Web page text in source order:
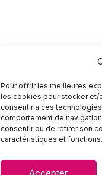
Pour offrir les meilleures
les cookies pour stocker et/
consentir à ces
comportement de
consentir ou de retirer son
caractéristiques et fonctions.
Accepter